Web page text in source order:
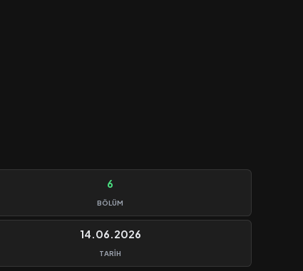
6
BÖLÜM
14.06.2026
TARIH